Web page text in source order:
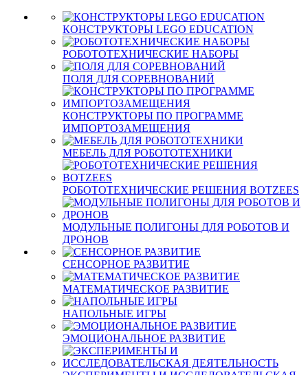
КОНСТРУКТОРЫ LEGO EDUCATION
РОБОТОТЕХНИЧЕСКИЕ НАБОРЫ
ПОЛЯ ДЛЯ СОРЕВНОВАНИЙ
КОНСТРУКТОРЫ ПО ПРОГРАММЕ
ИМПОРТОЗАМЕЩЕНИЯ
МЕБЕЛЬ ДЛЯ РОБОТОТЕХНИКИ
РОБОТОТЕХНИЧЕСКИЕ РЕШЕНИЯ BOTZEES
МОДУЛЬНЫЕ ПОЛИГОНЫ ДЛЯ РОБОТОВ И
ДРОНОВ
СЕНСОРНОЕ РАЗВИТИЕ
МАТЕМАТИЧЕСКОЕ РАЗВИТИЕ
НАПОЛЬНЫЕ ИГРЫ
ЭМОЦИОНАЛЬНОЕ РАЗВИТИЕ